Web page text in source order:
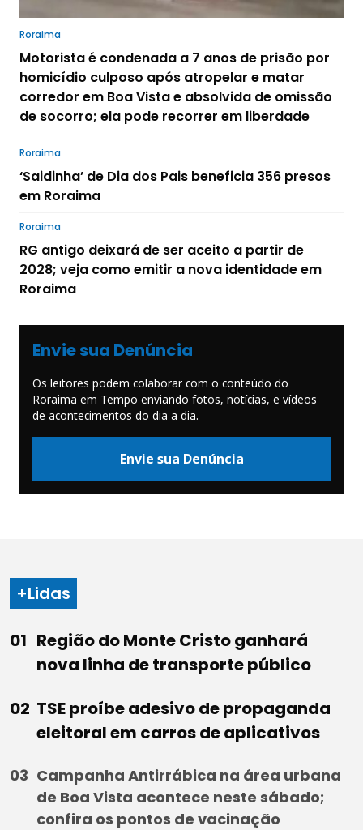
Roraima
Motorista é condenada a 7 anos de prisão por
homicídio culposo após atropelar e matar
corredor em Boa Vista e absolvida de omissão
de socorro; ela pode recorrer em liberdade
Roraima
‘Saidinha’ de Dia dos Pais beneficia 356 presos
em Roraima
Roraima
RG antigo deixará de ser aceito a partir de
2028; veja como emitir a nova identidade em
Roraima
Envie sua Denúncia
Os leitores podem colaborar com o conteúdo do
Roraima em Tempo enviando fotos, notícias, e vídeos
de acontecimentos do dia a dia.
Envie sua Denúncia
+Lidas
Região do Monte Cristo ganhará
nova linha de transporte público
TSE proíbe adesivo de propaganda
eleitoral em carros de aplicativos
Campanha Antirrábica na área urbana
de Boa Vista acontece neste sábado;
confira os pontos de vacinação